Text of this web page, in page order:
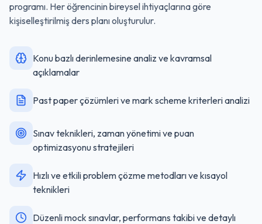
programı. Her öğrencinin bireysel ihtiyaçlarına göre
kişiselleştirilmiş ders planı oluşturulur.
Konu bazlı derinlemesine analiz ve kavramsal
açıklamalar
Past paper çözümleri ve mark scheme kriterleri analizi
Sınav teknikleri, zaman yönetimi ve puan
optimizasyonu stratejileri
Hızlı ve etkili problem çözme metodları ve kısayol
teknikleri
Düzenli mock sınavlar, performans takibi ve detaylı